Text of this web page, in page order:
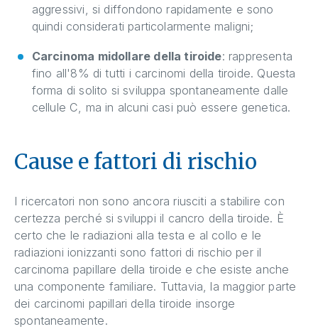
aggressivi, si diffondono rapidamente e sono
quindi considerati particolarmente maligni;
Carcinoma midollare della tiroide: rappresenta
fino all'8% di tutti i carcinomi della tiroide. Questa
forma di solito si sviluppa spontaneamente dalle
cellule C, ma in alcuni casi può essere genetica.
Cause e fattori di rischio
I ricercatori non sono ancora riusciti a stabilire con
certezza perché si sviluppi il cancro della tiroide. È
certo che le radiazioni alla testa e al collo e le
radiazioni ionizzanti sono fattori di rischio per il
carcinoma papillare della tiroide e che esiste anche
una componente familiare. Tuttavia, la maggior parte
dei carcinomi papillari della tiroide insorge
spontaneamente.